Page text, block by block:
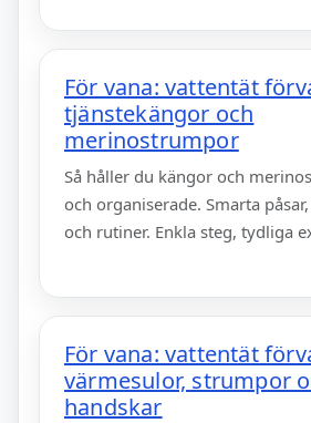
För vana: vattentät
tjänstekängor och
merinostrumpor
Så håller du kängor och
och organiserade. Smarta
och rutiner. Enkla steg, tydliga
För vana: vattentät
värmesulor, strumpor
handskar